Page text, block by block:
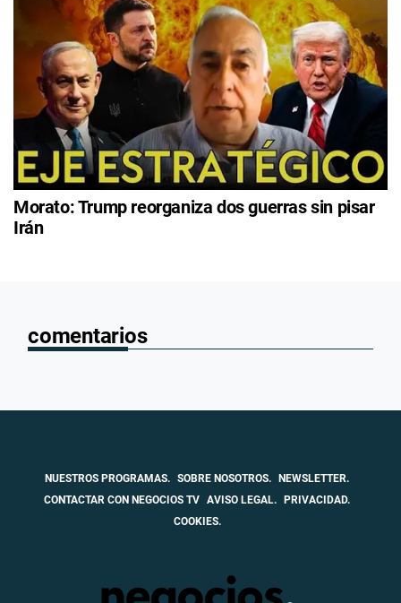
Morato: Trump reorganiza dos guerras sin pisar
Irán
comentarios
NUESTROS PROGRAMAS. SOBRE NOSOTROS.
NEWSLETTER.
CONTACTAR CON NEGOCIOS TV AVISO LEGAL.
PRIVACIDAD.
COOKIES.